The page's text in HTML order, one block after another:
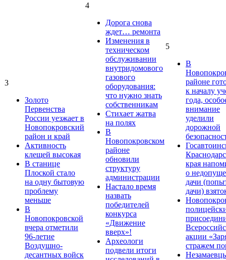
3
Золото
Первенства
России уезжает в
Новопокровский
район и край
Активность
клещей высокая
В станице
Плоской стало
на одну бытовую
проблему
меньше
В
Новопокровской
вчера отметили
96-летие
Воздушно-
десантных войск
4
Дорога снова
ждет… ремонта
Изменения в
техническом
обслуживании
внутридомового
газового
оборудования:
что нужно знать
собственникам
Стихает жатва
на полях
В
Новопокровском
районе
обновили
структуру
администрации
Настало время
назвать
победителей
конкурса
«Движение
вверх»!
Археологи
подвели итоги
5
В
районе
к началу
года,
внимание
уделили
дорожной
края
о
дачи
дачи)
акции
стражем